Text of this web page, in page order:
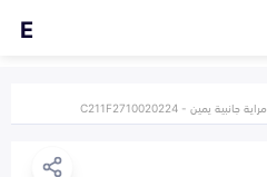
E
مراية جانبية يمين - C211F2710020224